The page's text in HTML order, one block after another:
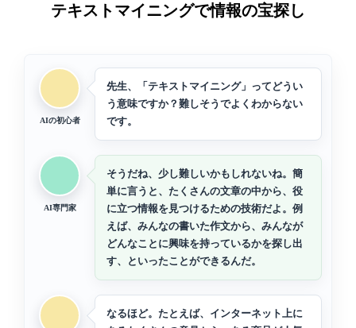
テキストマイニングで情報の宝探し
AIの初心者
先生、「テキストマイニング」ってどうい
う意味ですか？難しそうでよくわからない
です。
AI専門家
そうだね、少し難しいかもしれないね。簡
単に言うと、たくさんの文章の中から、役
に立つ情報を見つけるための技術だよ。例
えば、みんなの書いた作文から、みんなが
どんなことに興味を持っているかを探し出
す、といったことができるんだ。
なるほど。たとえば、インターネット上に